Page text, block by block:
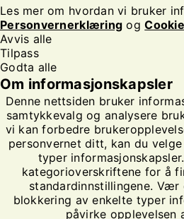
Les mer om hvordan vi bruker
Personvernerklæring og
Avvis alle
Tilpass
Godta alle
Om informasjonskapsler
Denne nettsiden bruker
samtykkevalg og analysere
vi kan forbedre
personvernet ditt, kan du
typer
kategorioverskriftene for å
standardinnstillingene. Vær
blokkering av enkelte typer
påvirke opplevelsen